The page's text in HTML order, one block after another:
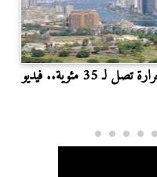
مئوية.. فيديو